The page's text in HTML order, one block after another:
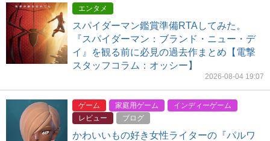
エンタメ
スパイダーマン鑑賞準備RTAしてみた。
『スパイダーマン：ブランド・ニュー・デ
イ』を観る前に必見の過去作まとめ【電撃
スタッフコラム：オッシー】
2026-08-04 19:07
ゲーム 家庭用ゲーム
インディーゲーム
レビュー
ブログ
かわいいもの好き女性ライターの『パルワ